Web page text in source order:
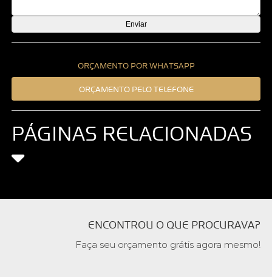
ORÇAMENTO POR WHATSAPP
ORÇAMENTO PELO TELEFONE
PÁGINAS RELACIONADAS
ENCONTROU O QUE PROCURAVA?
Faça seu orçamento grátis agora mesmo!